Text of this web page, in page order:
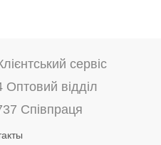
сервіс
відділ
Співпраця